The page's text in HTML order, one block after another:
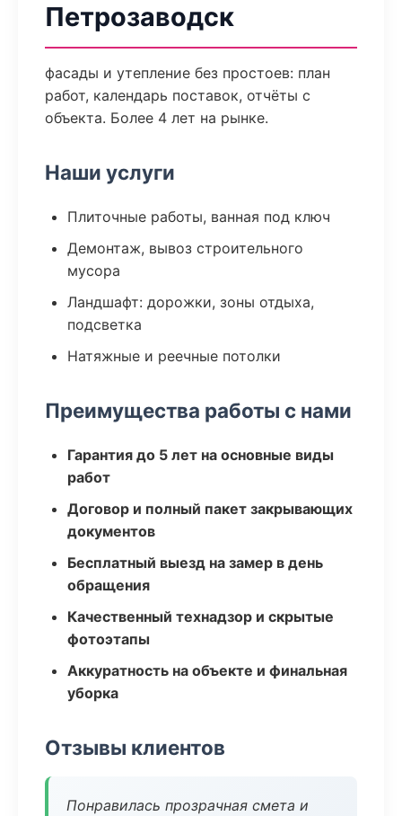
Петрозаводск
фасады и утепление без простоев: план
работ, календарь поставок, отчёты с
объекта. Более 4 лет на рынке.
Наши услуги
Плиточные работы, ванная под ключ
Демонтаж, вывоз строительного
мусора
Ландшафт: дорожки, зоны отдыха,
подсветка
Натяжные и реечные потолки
Преимущества работы с нами
Гарантия до 5 лет на основные виды
работ
Договор и полный пакет закрывающих
документов
Бесплатный выезд на замер в день
обращения
Качественный технадзор и скрытые
фотоэтапы
Аккуратность на объекте и финальная
уборка
Отзывы клиентов
Понравилась прозрачная смета и